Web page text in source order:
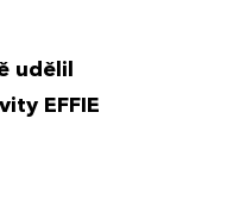
udělil
EFFIE